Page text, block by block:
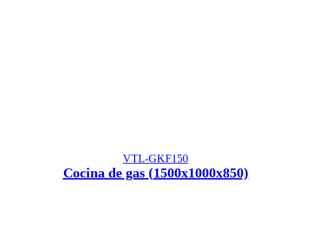
VTL-GKF150
Cocina de gas (1500x1000x850)